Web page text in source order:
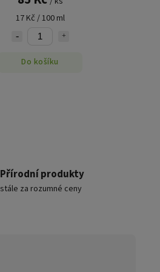
17 Kč / 100 ml
Do košíku
Přírodní produkty
stále za rozumné ceny